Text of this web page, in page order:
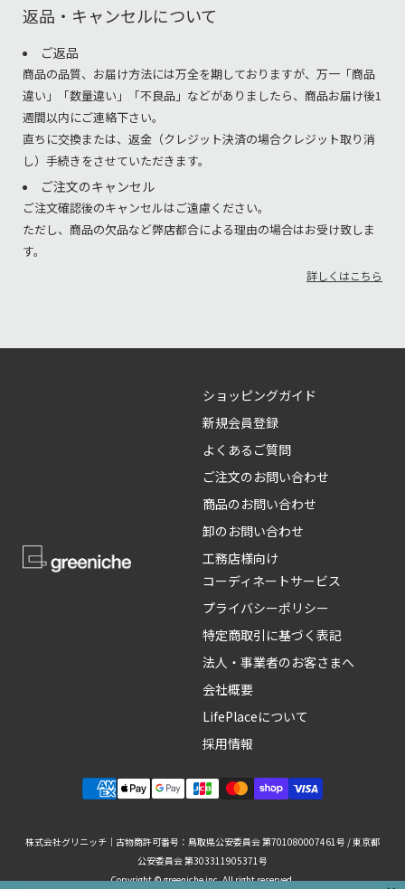
返品・キャンセルについて
ご返品
商品の品質、お届け方法には万全を期しておりますが、万一「商品
違い」「数量違い」「不良品」などがありましたら、商品お届け後1
週間以内にご連絡下さい。
直ちに交換または、返金（クレジット決済の場合クレジット取り消
し）手続きをさせていただきます。
ご注文のキャンセル
ご注文確認後のキャンセルはご遠慮ください。
ただし、商品の欠品など弊店都合による理由の場合はお受け致しま
す。
詳しくはこちら
ショッピングガイド
新規会員登録
よくあるご質問
ご注文のお問い合わせ
商品のお問い合わせ
卸のお問い合わせ
工務店様向け
コーディネートサービス
プライバシーポリシー
特定商取引に基づく表記
法人・事業者のお客さまへ
会社概要
LifePlaceについて
採用情報
株式会社グリニッチ｜古物商許可番号：鳥取県公安委員会 第701080007461号 / 東京都
公安委員会 第303311905371号
Copyright © greeniche inc. All right reserved.